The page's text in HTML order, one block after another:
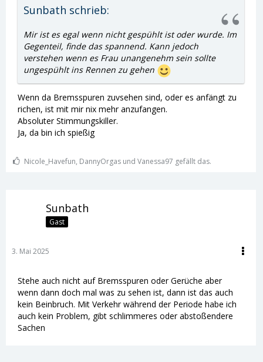
Sunbath schrieb:
Mir ist es egal wenn nicht gespühlt ist oder wurde. Im
Gegenteil, finde das spannend. Kann jedoch
verstehen wenn es Frau unangenehm sein sollte
ungespühlt ins Rennen zu gehen
Wenn da Bremsspuren zuvsehen sind, oder es anfängt zu
richen, ist mit mir nix mehr anzufangen.
Absoluter Stimmungskiller.
Ja, da bin ich spießig
Nicole_Havefun, DannyOrgas und Vanessa97 gefällt das.
Sunbath
Gast
3. Mai 2025
Stehe auch nicht auf Bremsspuren oder Gerüche aber
wenn dann doch mal was zu sehen ist, dann ist das auch
kein Beinbruch. Mit Verkehr während der Periode habe ich
auch kein Problem, gibt schlimmeres oder abstoßendere
Sachen